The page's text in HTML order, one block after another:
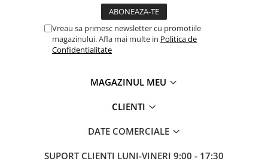
Vreau sa primesc newsletter cu promotiile
magazinului. Afla mai multe in Politica de
Confidentialitate
MAGAZINUL MEU
CLIENTI
DATE COMERCIALE
SUPORT CLIENTI LUNI-VINERI 9:00 - 17:30